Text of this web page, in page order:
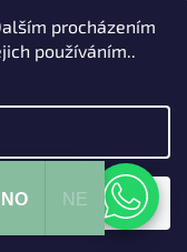
procházením
používáním..
práva vyhrazena.
NE